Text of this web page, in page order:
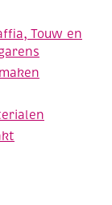
Touw en